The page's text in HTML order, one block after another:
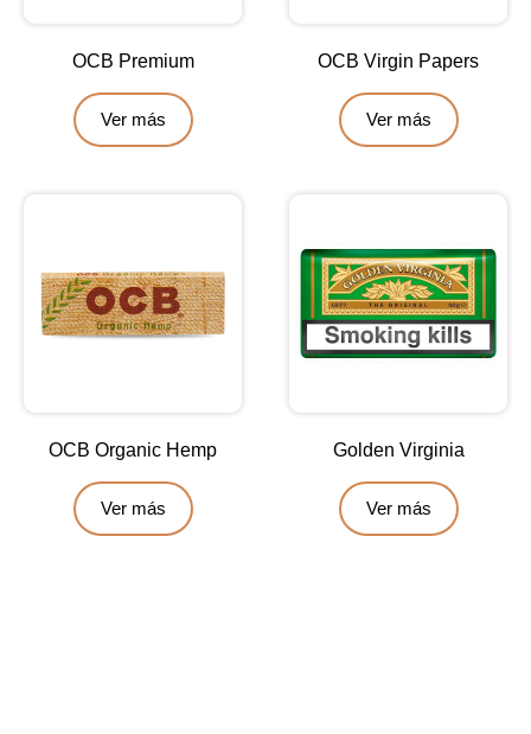
OCB Premium
Ver más
OCB Virgin Papers
Ver más
OCB Organic Hemp
Ver más
Golden Virginia
Ver más